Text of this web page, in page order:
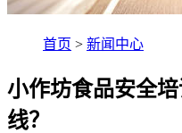
首页 > 新闻中心
小作坊食品安全
线？